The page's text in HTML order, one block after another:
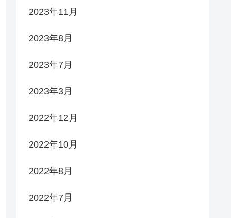
2023年11月
2023年8月
2023年7月
2023年3月
2022年12月
2022年10月
2022年8月
2022年7月